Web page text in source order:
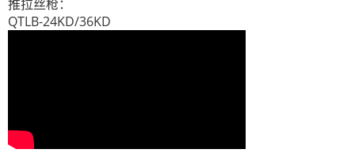
推拉丝枪：
QTLB-24KD/36KD